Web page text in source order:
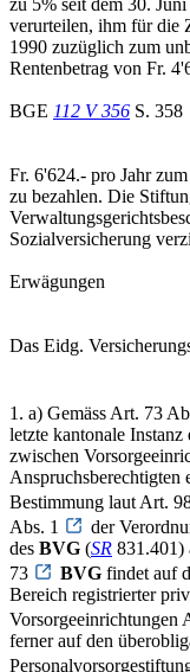
verurteilen, ihm für die
1990 zuzüglich zum
Rentenbetrag von Fr.
BGE 112 V 356 S. 358
Fr. 6'624.- pro Jahr
zu bezahlen. Die
Sozialversicherung
Erwägungen
Das Eidg.
1. a) Gemäss Art. 73
letzte kantonale
zwischen
Anspruchsberechtigten
Bestimmung laut Art.
Abs. 1
der
des BVG (SR 831.401)
73
BVG findet auf
Bereich registrierter
Vorsorgeeinrichtungen
ferner auf den